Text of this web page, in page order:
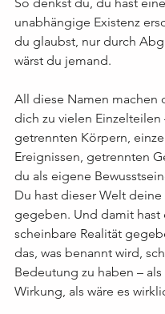
unabhängige Existenz
du glaubst, nur durch
wärst du jemand.
All diese Namen machen
dich zu vielen Einzelteilen
getrennten Körpern,
Ereignissen, getrennten
du als eigene
Du hast dieser Welt
gegeben. Und damit hast
scheinbare Realität
das, was benannt wird,
Bedeutung zu haben –
Wirkung, als wäre es